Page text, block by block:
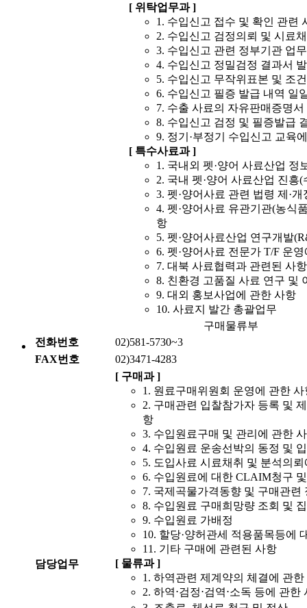
[ 위탁업무과 ]
1. 수입신고 접수 및 확인 관련
2. 수입신고 검정의뢰 및 시료
3. 수입신고 관련 정부기관 업
4. 수입신고 정밀검정 결과서
5. 수입신고 무작위표본 및 조
6. 수입신고 필증 발급 내역 일
7. 수출 사료의 자유판매증명
8. 수입신고 검정 및 필증발급
9. 정기·부정기 수입신고 교육
[ 특수사료과 ]
1. 국내외 펫·양어 사료산업 정
2. 국내 펫·양어 사료산업 진흥
3. 펫·양어사료 관련 법령 제·
4. 펫·양어사료 유관기관(농식
항
5. 펫·양어사료산업 연구개발
6. 펫·양어사료 전문가 T/F 운
7. 대북 사료협력과 관련된 사항
8. 친환경 고품질 사료 연구 및
9. 대외 홍보사업에 관한 사항
10. 사료지 발간 총괄업무
구매물류부
전화번호
02)581-5730~3
FAX번호
02)3471-4283
담당업무
[ 구매과 ]
1. 원료구매위원회 운영에 관한 사
2. 구매관련 입찰참가자 등록 및
항
3. 수입원료구매 및 관리에 관한
4. 수입원료 운송선박의 동정 및
5. 도입사료 시료채취 및 분석의
6. 수입원료에 대한 CLAIM청구
7. 국제곡물가격동향 및 구매관련
8. 수입원료 구매희망량 조회 및
9. 수입원료 가배정
10. 할당·양허관세 적용품목등에
11. 기타 구매에 관련된 사항
[ 물류과 ]
1. 하역관련 제계약의 체결에 관한
2. 하역⋅검정⋅검역⋅소독 등에 관한